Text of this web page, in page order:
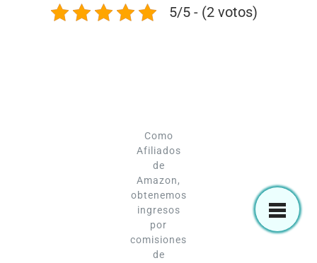
5/5 - (2 votos)
Como
Afiliados
de
Amazon,
obtenemos
ingresos
por
comisiones
de